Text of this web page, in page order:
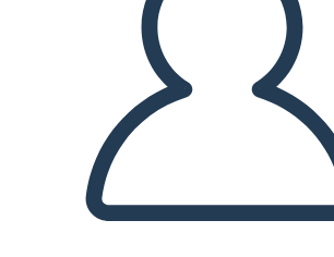
PALEISTI SKAIDRIŲ DEMONSTRACIJĄ
SKAITYK MAN